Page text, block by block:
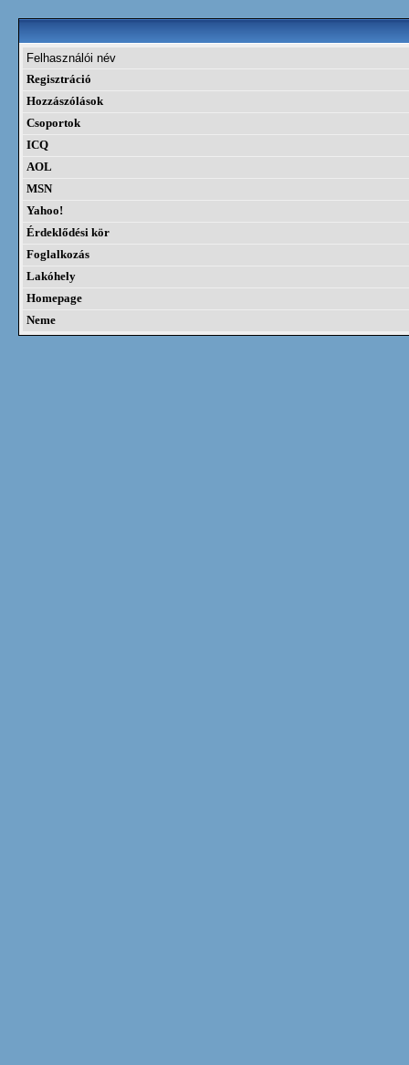
Felhasználói név
Regisztráció
Hozzászólások
Csoportok
ICQ
AOL
MSN
Yahoo!
Érdeklődési kör
Foglalkozás
Lakóhely
Homepage
Neme